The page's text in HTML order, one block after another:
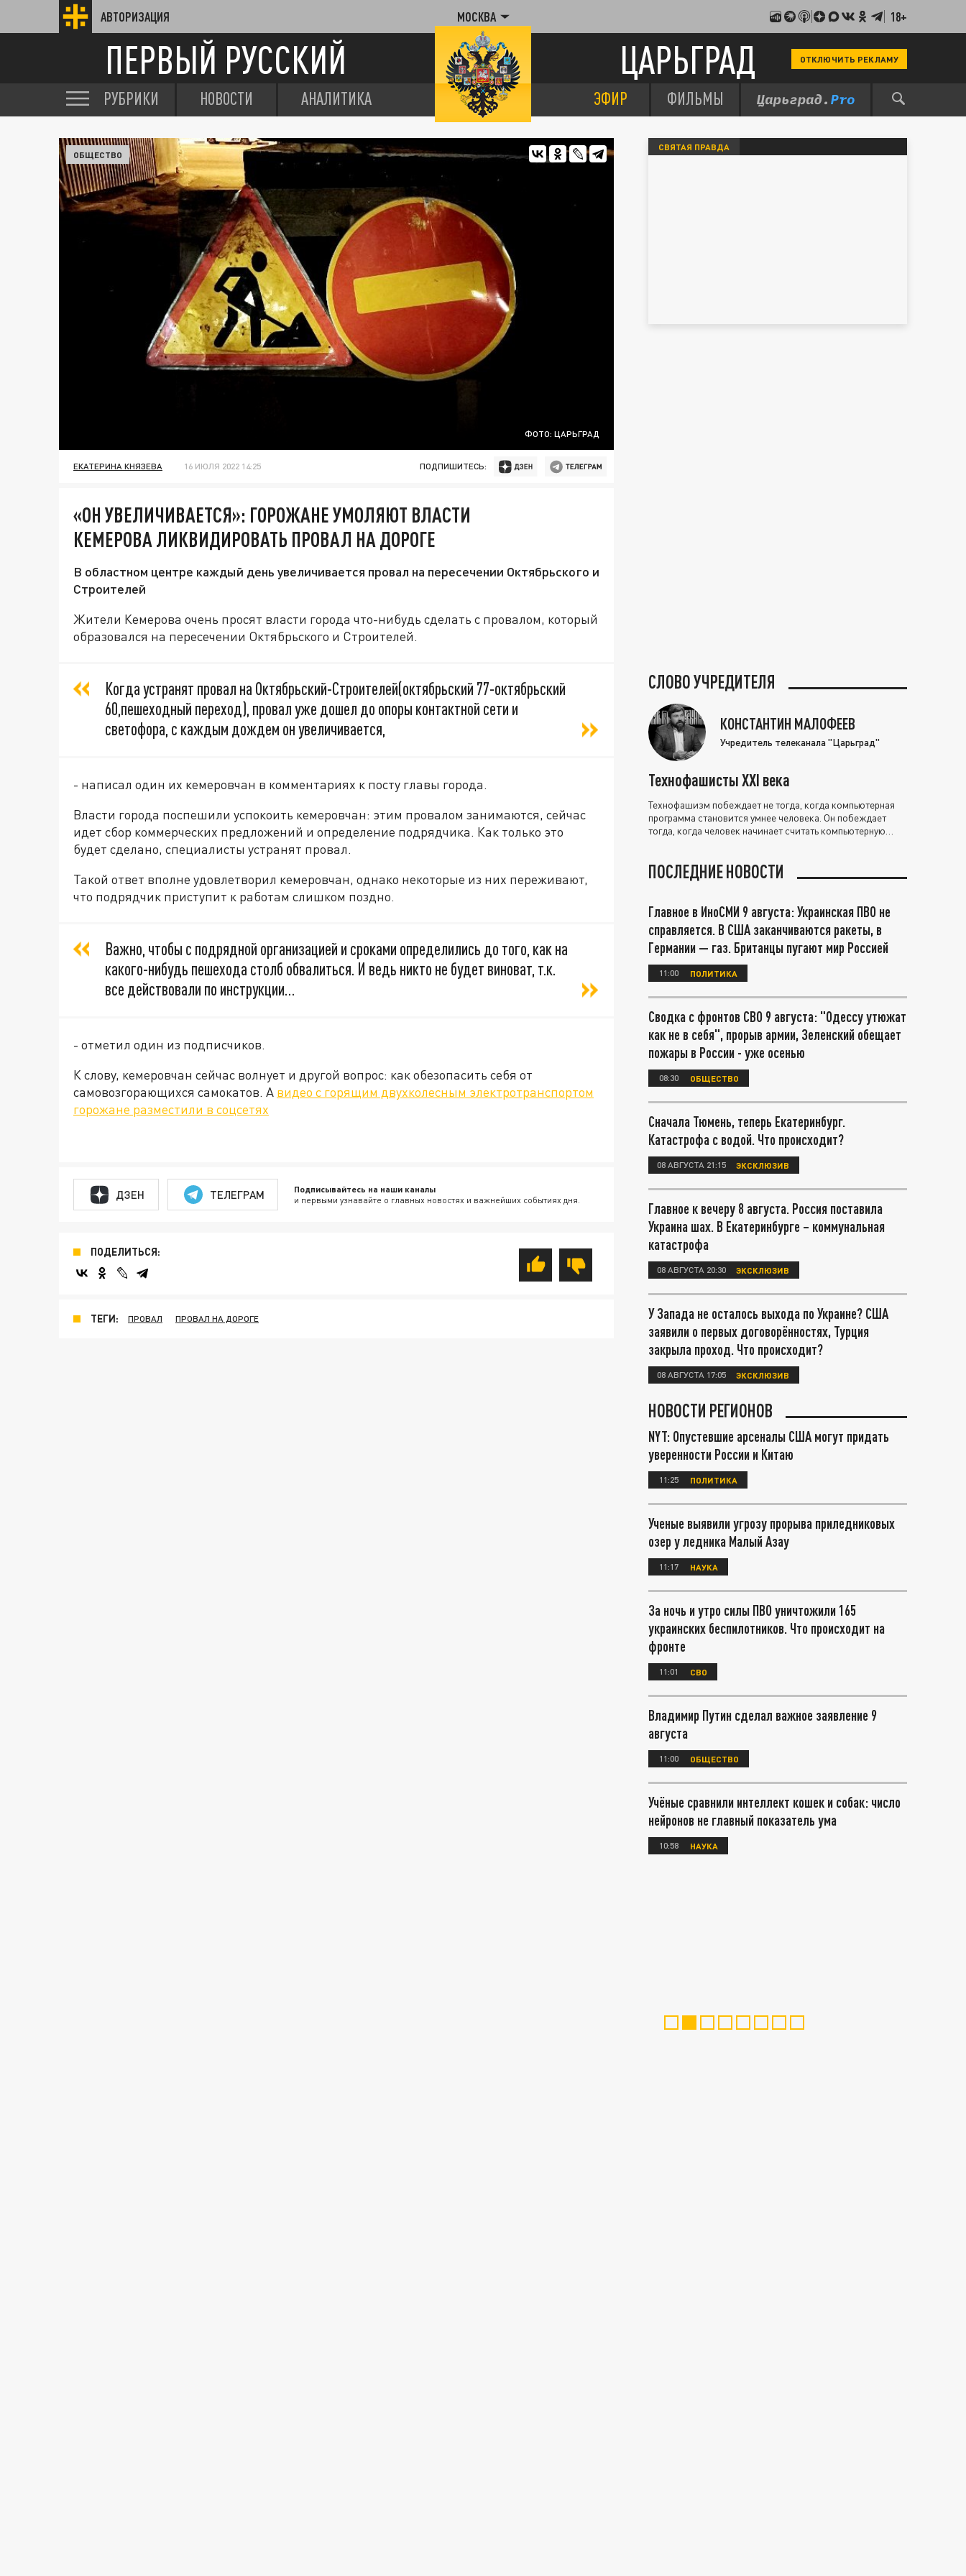
АВТОРИЗАЦИЯ МОСКВА 18+
ПЕРВЫЙ РУССКИЙ ЦАРЬГРАД ОТКЛЮЧИТЬ РЕКЛАМУ
РУБРИКИ НОВОСТИ АНАЛИТИКА ЭФИР ФИЛЬМЫ
ФОТО: ЦАРЬГРАД
ОБЩЕСТВО
ЕКАТЕРИНА КНЯЗЕВА 16 ИЮЛЯ 2022 14:25 ПОДПИШИТЕСЬ:
«ОН УВЕЛИЧИВАЕТСЯ»: ГОРОЖАНЕ УМОЛЯЮТ ВЛАСТИ
КЕМЕРОВА ЛИКВИДИРОВАТЬ ПРОВАЛ НА ДОРОГЕ
В областном центре каждый день увеличивается провал на пересечении Октябрьского и
Строителей
Жители Кемерова очень просят власти города что-нибудь сделать с провалом, который
образовался на пересечении Октябрьского и Строителей.
Когда устранят провал на Октябрьский-Строителей(октябрьский 77-октябрьский
60,пешеходный переход), провал уже дошел до опоры контактной сети и
светофора, с каждым дождем он увеличивается,
- написал один их кемеровчан в комментариях к посту главы города.
Власти города поспешили успокоить кемеровчан: этим провалом занимаются, сейчас
идет сбор коммерческих предложений и определение подрядчика. Как только это
будет сделано, специалисты устранят провал.
Такой ответ вполне удовлетворил кемеровчан, однако некоторые из них переживают,
что подрядчик приступит к работам слишком поздно.
Важно, чтобы с подрядной организацией и сроками определились до того, как на
какого-нибудь пешехода столб обвалиться. И ведь никто не будет виноват, т.к.
все действовали по инструкции…
- отметил один из подписчиков.
К слову, кемеровчан сейчас волнует и другой вопрос: как обезопасить себя от
самовозгорающихся самокатов. А видео с горящим двухколесным электротранспортом
горожане разместили в соцсетях
ДЗЕН ТЕЛЕГРАМ Подписывайтесь на наши каналы
и первыми узнавайте о главных новостях и важнейших событиях дня.
ПОДЕЛИТЬСЯ:
ТЕГИ: ПРОВАЛ ПРОВАЛ НА ДОРОГЕ
СВЯТАЯ ПРАВДА
СЛОВО УЧРЕДИТЕЛЯ
КОНСТАНТИН МАЛОФЕЕВ
Учредитель телеканала "Царьград"
Технофашисты XXI века
Технофашизм побеждает не тогда, когда компьютерная
программа становится умнее человека. Он побеждает
тогда, когда человек начинает считать компьютерную
ПОСЛЕДНИЕ НОВОСТИ
Главное в ИноСМИ 9 августа: Украинская ПВО не
справляется. В США заканчиваются ракеты, в
Германии — газ. Британцы пугают мир Россией
11:00 ПОЛИТИКА
Сводка с фронтов СВО 9 августа: "Одессу утюжат
как не в себя", прорыв армии, Зеленский обещает
пожары в России - уже осенью
08:30 ОБЩЕСТВО
Сначала Тюмень, теперь Екатеринбург.
Катастрофа с водой. Что происходит?
08 АВГУСТА 21:15 ЭКСКЛЮЗИВ
Главное к вечеру 8 августа. Россия поставила
Украина шах. В Екатеринбурге – коммунальная
катастрофа
08 АВГУСТА 20:30 ЭКСКЛЮЗИВ
У Запада не осталось выхода по Украине? США
заявили о первых договорённостях, Турция
закрыла проход. Что происходит?
08 АВГУСТА 17:05 ЭКСКЛЮЗИВ
НОВОСТИ РЕГИОНОВ
NYT: Опустевшие арсеналы США могут придать
уверенности России и Китаю
11:25 ПОЛИТИКА
Ученые выявили угрозу прорыва приледниковых
озер у ледника Малый Азау
11:17 НАУКА
За ночь и утро силы ПВО уничтожили 165
украинских беспилотников. Что происходит на
фронте
11:01 СВО
Владимир Путин сделал важное заявление 9
августа
11:00 ОБЩЕСТВО
Учёные сравнили интеллект кошек и собак: число
нейронов не главный показатель ума
10:58 НАУКА